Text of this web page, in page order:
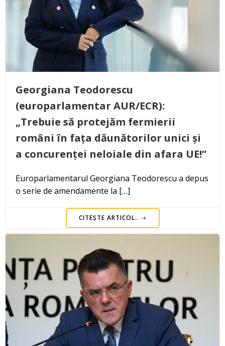
Georgiana Teodorescu
(europarlamentar AUR/ECR):
„Trebuie să protejăm fermierii
români în fața dăunătorilor unici și
a concurenței neloiale din afara UE!”
Europarlamentarul Georgiana Teodorescu a depus
o serie de amendamente la […]
CITEȘTE ARTICOL..